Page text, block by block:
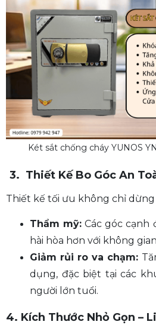
Két sắt chống cháy YUNOS
3. Thiết Kế Bo Góc An
Thiết kế tối ưu không chỉ dừng
Thẩm mỹ: Các góc
hài hòa hơn với không
Giảm rủi ro va chạm:
dụng, đặc biệt tại các
người lớn tuổi.
4. Kích Thước Nhỏ Gọn –